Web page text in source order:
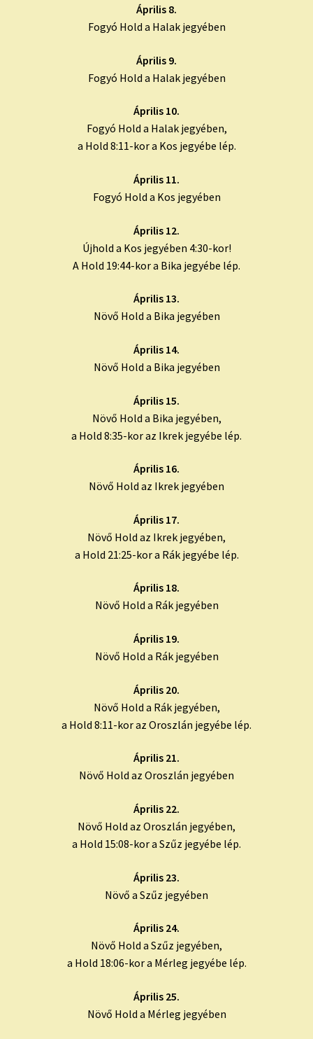
Április 8.
Fogyó Hold a Halak jegyében
Április 9.
Fogyó Hold a Halak jegyében
Április 10.
Fogyó Hold a Halak jegyében,
a Hold 8:11-kor a Kos jegyébe lép.
Április 11.
Fogyó Hold a Kos jegyében
Április 12.
Újhold a Kos jegyében 4:30-kor!
A Hold 19:44-kor a Bika jegyébe lép.
Április 13.
Növő Hold a Bika jegyében
Április 14.
Növő Hold a Bika jegyében
Április 15.
Növő Hold a Bika jegyében,
a Hold 8:35-kor az Ikrek jegyébe lép.
Április 16.
Növő Hold az Ikrek jegyében
Április 17.
Növő Hold az Ikrek jegyében,
a Hold 21:25-kor a Rák jegyébe lép.
Április 18.
Növő Hold a Rák jegyében
Április 19.
Növő Hold a Rák jegyében
Április 20.
Növő Hold a Rák jegyében,
a Hold 8:11-kor az Oroszlán jegyébe lép.
Április 21.
Növő Hold az Oroszlán jegyében
Április 22.
Növő Hold az Oroszlán jegyében,
a Hold 15:08-kor a Szűz jegyébe lép.
Április 23.
Növő a Szűz jegyében
Április 24.
Növő Hold a Szűz jegyében,
a Hold 18:06-kor a Mérleg jegyébe lép.
Április 25.
Növő Hold a Mérleg jegyében